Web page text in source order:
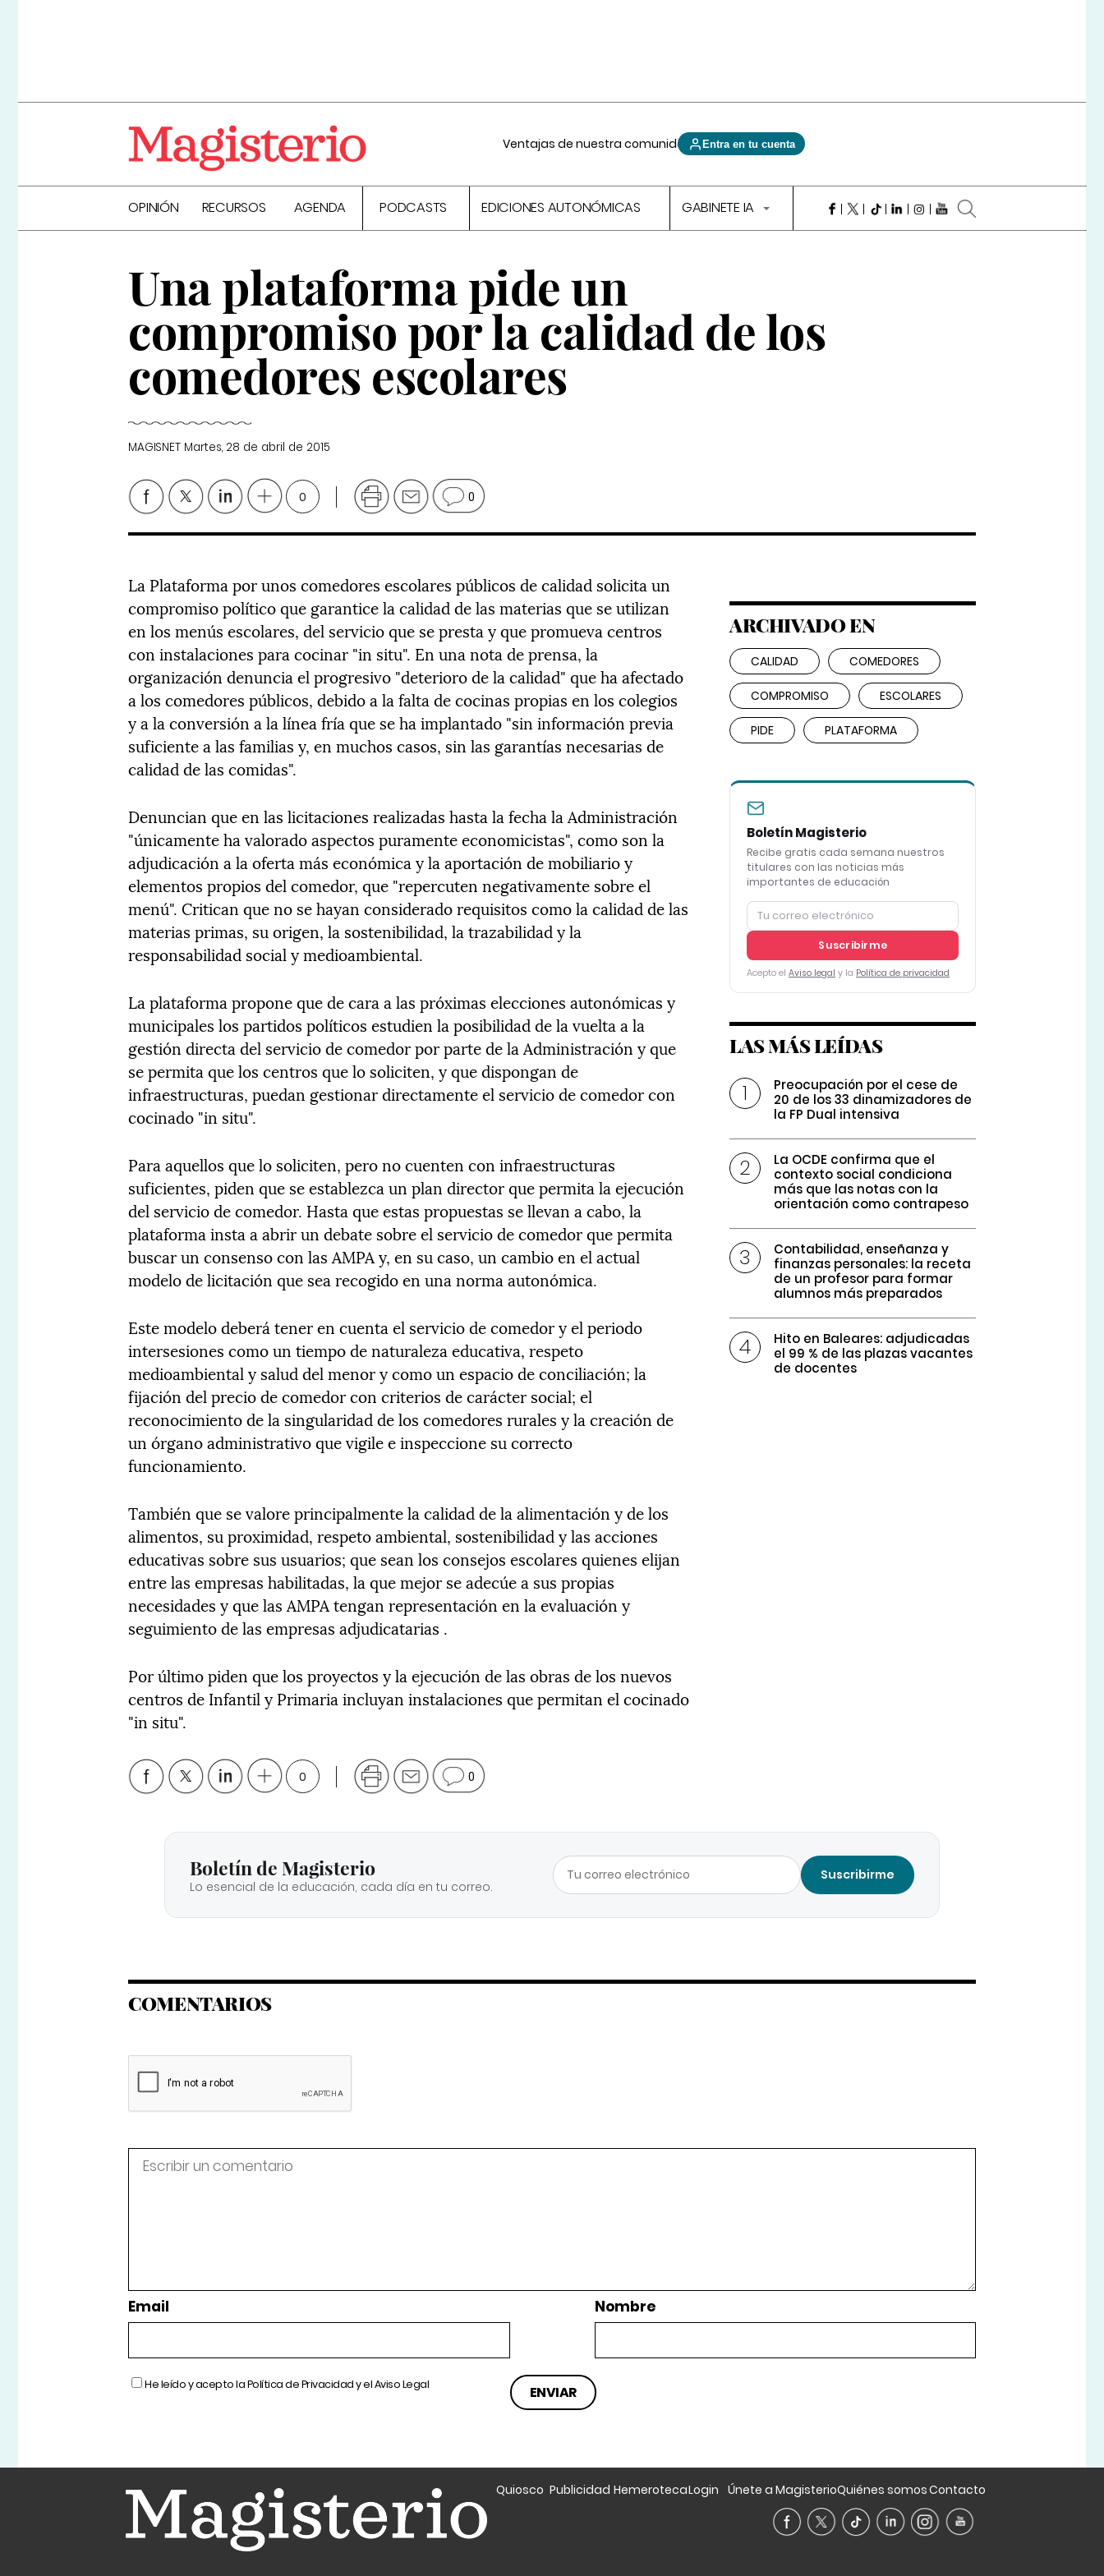
Ventajas de nuestra comunidad Entra en tu cuenta
OPINIÓN RECURSOS AGENDA PODCASTS EDICIONES AUTONÓMICAS GABINETE IA
Una plataforma pide un
compromiso por la calidad de los
comedores escolares
MAGISNET Martes, 28 de abril de 2015
0 0
La Plataforma por unos comedores escolares públicos de calidad solicita un
compromiso político que garantice la calidad de las materias que se utilizan
en los menús escolares, del servicio que se presta y que promueva centros
con instalaciones para cocinar "in situ". En una nota de prensa, la
organización denuncia el progresivo "deterioro de la calidad" que ha afectado
a los comedores públicos, debido a la falta de cocinas propias en los colegios
y a la conversión a la línea fría que se ha implantado "sin información previa
suficiente a las familias y, en muchos casos, sin las garantías necesarias de
calidad de las comidas".
Denuncian que en las licitaciones realizadas hasta la fecha la Administración
"únicamente ha valorado aspectos puramente economicistas", como son la
adjudicación a la oferta más económica y la aportación de mobiliario y
elementos propios del comedor, que "repercuten negativamente sobre el
menú". Critican que no se hayan considerado requisitos como la calidad de las
materias primas, su origen, la sostenibilidad, la trazabilidad y la
responsabilidad social y medioambiental.
La plataforma propone que de cara a las próximas elecciones autonómicas y
municipales los partidos políticos estudien la posibilidad de la vuelta a la
gestión directa del servicio de comedor por parte de la Administración y que
se permita que los centros que lo soliciten, y que dispongan de
infraestructuras, puedan gestionar directamente el servicio de comedor con
cocinado "in situ".
Para aquellos que lo soliciten, pero no cuenten con infraestructuras
suficientes, piden que se establezca un plan director que permita la ejecución
del servicio de comedor. Hasta que estas propuestas se llevan a cabo, la
plataforma insta a abrir un debate sobre el servicio de comedor que permita
buscar un consenso con las AMPA y, en su caso, un cambio en el actual
modelo de licitación que sea recogido en una norma autonómica.
Este modelo deberá tener en cuenta el servicio de comedor y el periodo
intersesiones como un tiempo de naturaleza educativa, respeto
medioambiental y salud del menor y como un espacio de conciliación; la
fijación del precio de comedor con criterios de carácter social; el
reconocimiento de la singularidad de los comedores rurales y la creación de
un órgano administrativo que vigile e inspeccione su correcto
funcionamiento.
También que se valore principalmente la calidad de la alimentación y de los
alimentos, su proximidad, respeto ambiental, sostenibilidad y las acciones
educativas sobre sus usuarios; que sean los consejos escolares quienes elijan
entre las empresas habilitadas, la que mejor se adecúe a sus propias
necesidades y que las AMPA tengan representación en la evaluación y
seguimiento de las empresas adjudicatarias .
Por último piden que los proyectos y la ejecución de las obras de los nuevos
centros de Infantil y Primaria incluyan instalaciones que permitan el cocinado
"in situ".
0 0
ARCHIVADO EN
CALIDAD COMEDORES
COMPROMISO ESCOLARES
PIDE PLATAFORMA
Boletín Magisterio
Recibe gratis cada semana nuestros
titulares con las noticias más
importantes de educación
Suscribirme
Acepto el Aviso legal y la Política de privacidad
LAS MÁS LEÍDAS
Preocupación por el cese de
20 de los 33 dinamizadores de
la FP Dual intensiva
La OCDE confirma que el
contexto social condiciona
más que las notas con la
orientación como contrapeso
Contabilidad, enseñanza y
finanzas personales: la receta
de un profesor para formar
alumnos más preparados
Hito en Baleares: adjudicadas
el 99 % de las plazas vacantes
de docentes
Boletín de Magisterio
Lo esencial de la educación, cada día en tu correo.
Suscribirme
COMENTARIOS
Email Nombre
He leído y acepto laPolítica de Privacidady elAviso Legal
Quiosco Publicidad HemerotecaLogin Únete a MagisterioQuiénes somosContacto